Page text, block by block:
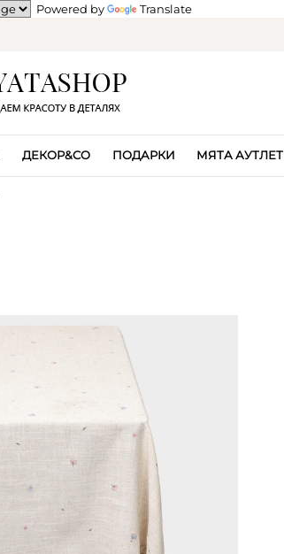
Powered by
Translate
ДЕКОР&CO ПОДАРКИ МЯТА АУТЛЕТ